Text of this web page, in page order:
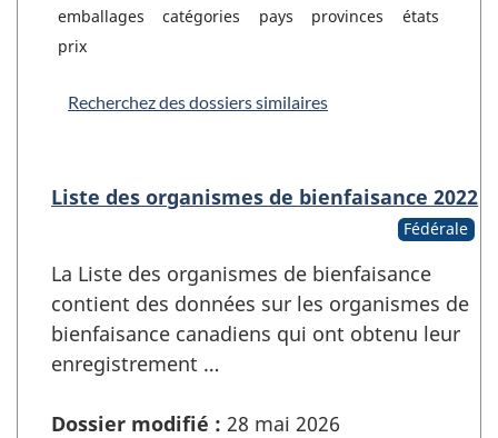
emballages
catégories pays provinces
états
prix
Recherchez des dossiers similaires
Liste des organismes de bienfaisance 2022
Fédérale
La Liste des organismes de bienfaisance
contient des données sur les organismes de
bienfaisance canadiens qui ont obtenu leur
enregistrement …
Dossier modifié : 28 mai 2026